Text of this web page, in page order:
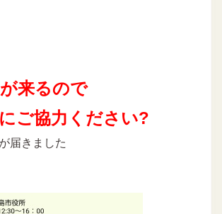
来るので
ご協力ください?
届きました